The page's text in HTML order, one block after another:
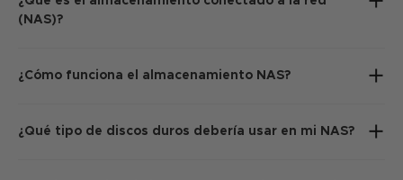
(NAS)?
¿Cómo funciona el almacenamiento NAS?
¿Qué tipo de discos duros debería usar en mi NAS?